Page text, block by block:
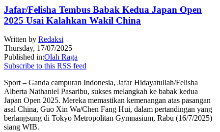
Jafar/Felisha Tembus Babak Kedua Japan Open
2025 Usai Kalahkan Wakil China
Written by Redaksi
Thursday, 17/07/2025
Published in:Olah Raga
Subscribe to this RSS feed
Sport – Ganda campuran Indonesia, Jafar Hidayatullah/Felisha
Alberta Nathaniel Pasaribu, sukses melangkah ke babak kedua
Japan Open 2025. Mereka memastikan kemenangan atas pasangan
asal China, Guo Xin Wa/Chen Fang Hui, dalam pertandingan yang
berlangsung di Tokyo Metropolitan Gymnasium, Rabu (16/7/2025)
siang WIB.